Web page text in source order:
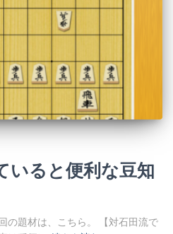
いると便利な豆知
の題材は、こちら。 【対石田流で